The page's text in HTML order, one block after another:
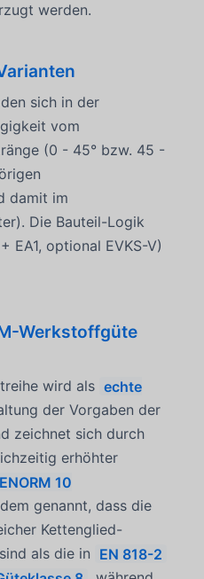
werden.
sich in der
vom
(0 - 45° bzw. 45 -
damit im
Die Bauteil-Logik
EA1, optional EVKS-V)
Werkstoffgüte
wird als echte
der Vorgaben der
zeichnet sich durch
erhöhter
ENORM 10
genannt, dass die
Kettenglied-
als die in
EN 818-2